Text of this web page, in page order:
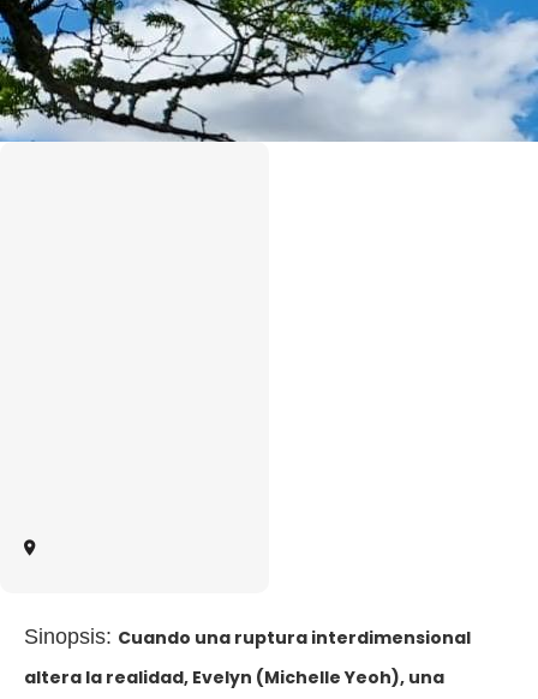
Sinopsis: Cuando una ruptura interdimensional
altera la realidad, Evelyn (Michelle Yeoh), una